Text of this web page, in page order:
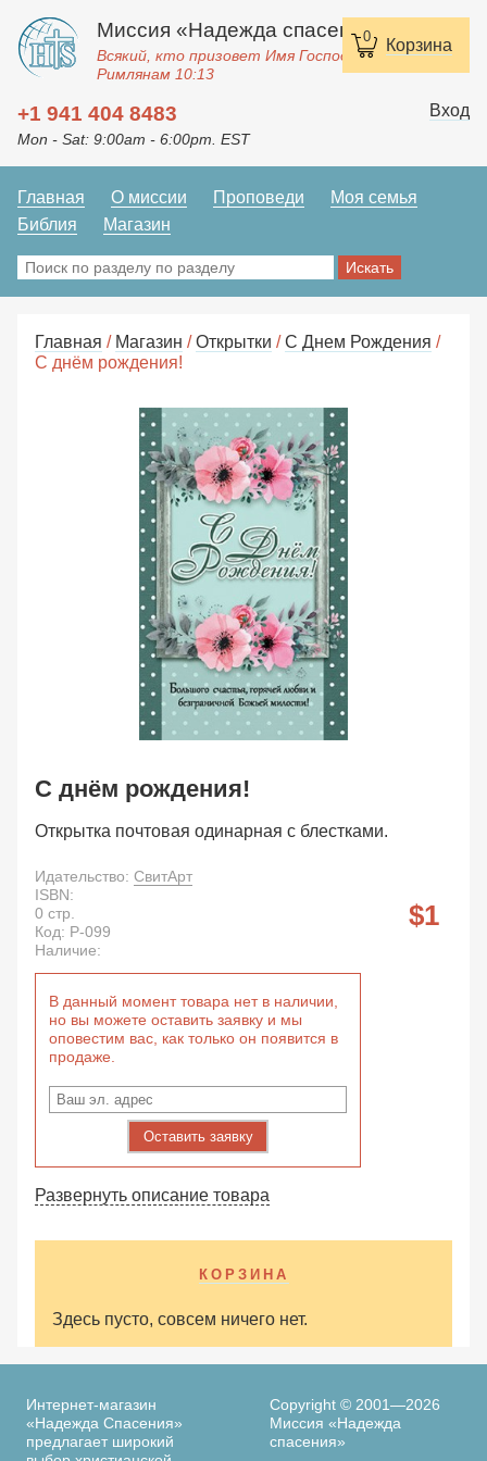
0 Корзина
Миссия «Надежда спасения»
Всякий, кто призовет Имя Господне, спасется.
Римлянам 10:13
+1 941 404 8483
Mon - Sat: 9:00am - 6:00pm. EST
Вход
Главная О миссии Проповеди
Моя семья
Библия
Магазин
Главная / Магазин /Открытки /С Днем Рождения /
С днём рождения!
С днём рождения!
Открытка почтовая одинарная с блестками.
Идательство: СвитАрт
1
ISBN:
0 стр.
Код: P-099
Наличие:
В данный момент товара нет в наличии,
но вы можете оставить заявку и мы
оповестим вас, как только он появится в
продаже.
Оставить заявку
Развернуть описание товара
КОРЗИНА
Здесь пусто, совсем ничего нет.
Интернет-магазин
«Надежда Спасения»
предлагает широкий
Copyright © 2001—2026
Миссия «Надежда
спасения»